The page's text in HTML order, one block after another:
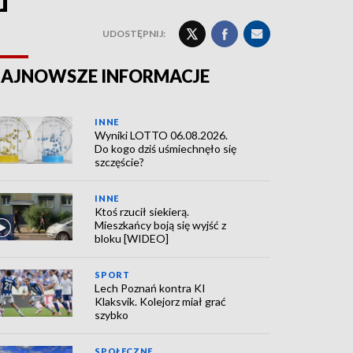
UDOSTĘPNIJ:
INFORMACJE
INNE
Wyniki LOTTO 06.08.2026.
Do kogo dziś uśmiechnęło się
szczęście?
INNE
Ktoś rzucił siekierą.
Mieszkańcy boją się wyjść z
bloku [WIDEO]
SPORT
Lech Poznań kontra KI
Klaksvik. Kolejorz miał grać
szybko